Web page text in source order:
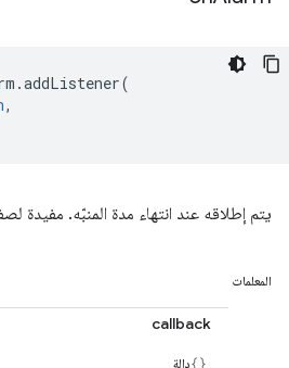
.addListener(
,
يتم إطلاقه عند انتهاء مدة المنبّه. مفيدة
المعلمات
callback
دالة